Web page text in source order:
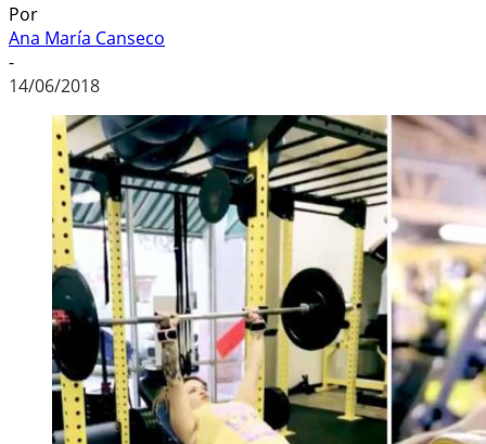
Por
Ana María Canseco
-
14/06/2018